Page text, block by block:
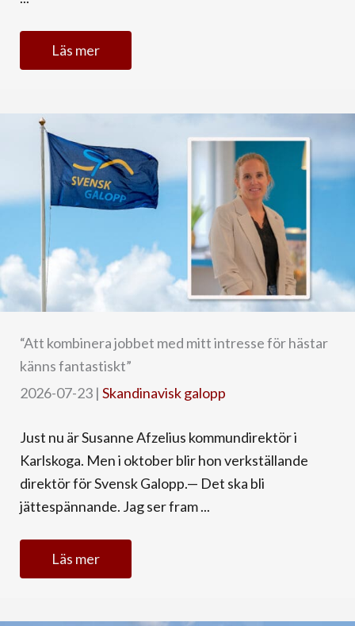
Läs mer
“Att kombinera jobbet med mitt intresse för hästar
känns fantastiskt”
2026-07-23 | Skandinavisk galopp
Just nu är Susanne Afzelius kommundirektör i
Karlskoga. Men i oktober blir hon verkställande
direktör för Svensk Galopp.— Det ska bli
jättespännande. Jag ser fram ...
Läs mer